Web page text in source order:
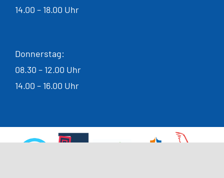
14.00 – 18.00 Uhr
Donnerstag:
08.30 – 12.00 Uhr
14.00 – 16.00 Uhr